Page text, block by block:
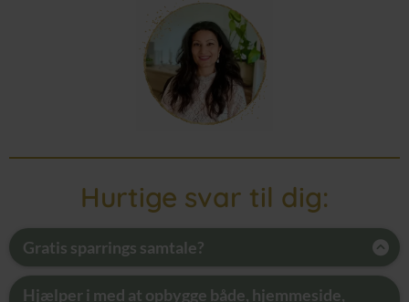
Hurtige svar til dig:
Gratis sparrings samtale?
Vi tilbyder altid og helt uforpligtende en samtale til
alle nye henvendelser.
Hjælper i med at opbygge både, hjemmeside,